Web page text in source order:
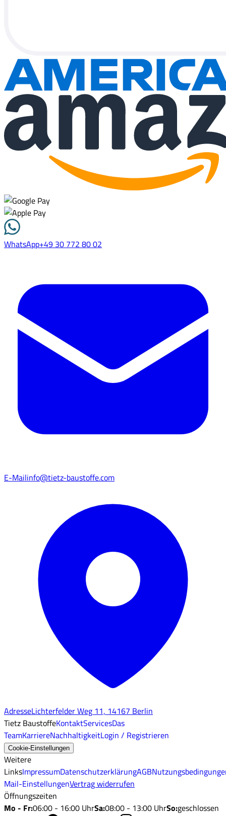
WhatsApp+49 30 772 80 02
E-Mailinfo@tietz-baustoffe.com
AdresseLichterfelder Weg 11, 14167 Berlin
Tietz BaustoffeKontaktServicesDas
TeamKarriereNachhaltigkeitLogin / Registrieren
Cookie-Einstellungen
Weitere
LinksImpressumDatenschutzerklärungAGB
Mail-EinstellungenVertrag widerrufen
Öffnungszeiten
Mo - Fr:06:00 - 16:00 UhrSa:08:00 - 13:00 UhrSo:geschlossen